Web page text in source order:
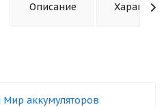
Описание
аккумуляторов